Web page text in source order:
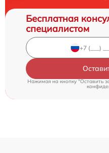
Бесплатная
специалистом
Нажимая на кнопку "Оставить